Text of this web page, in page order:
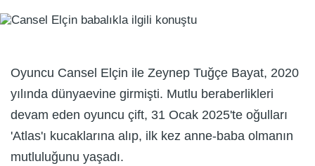
Oyuncu Cansel Elçin ile Zeynep Tuğçe Bayat, 2020
yılında dünyaevine girmişti. Mutlu beraberlikleri
devam eden oyuncu çift, 31 Ocak 2025'te oğulları
'Atlas'ı kucaklarına alıp, ilk kez anne-baba olmanın
mutluluğunu yaşadı.